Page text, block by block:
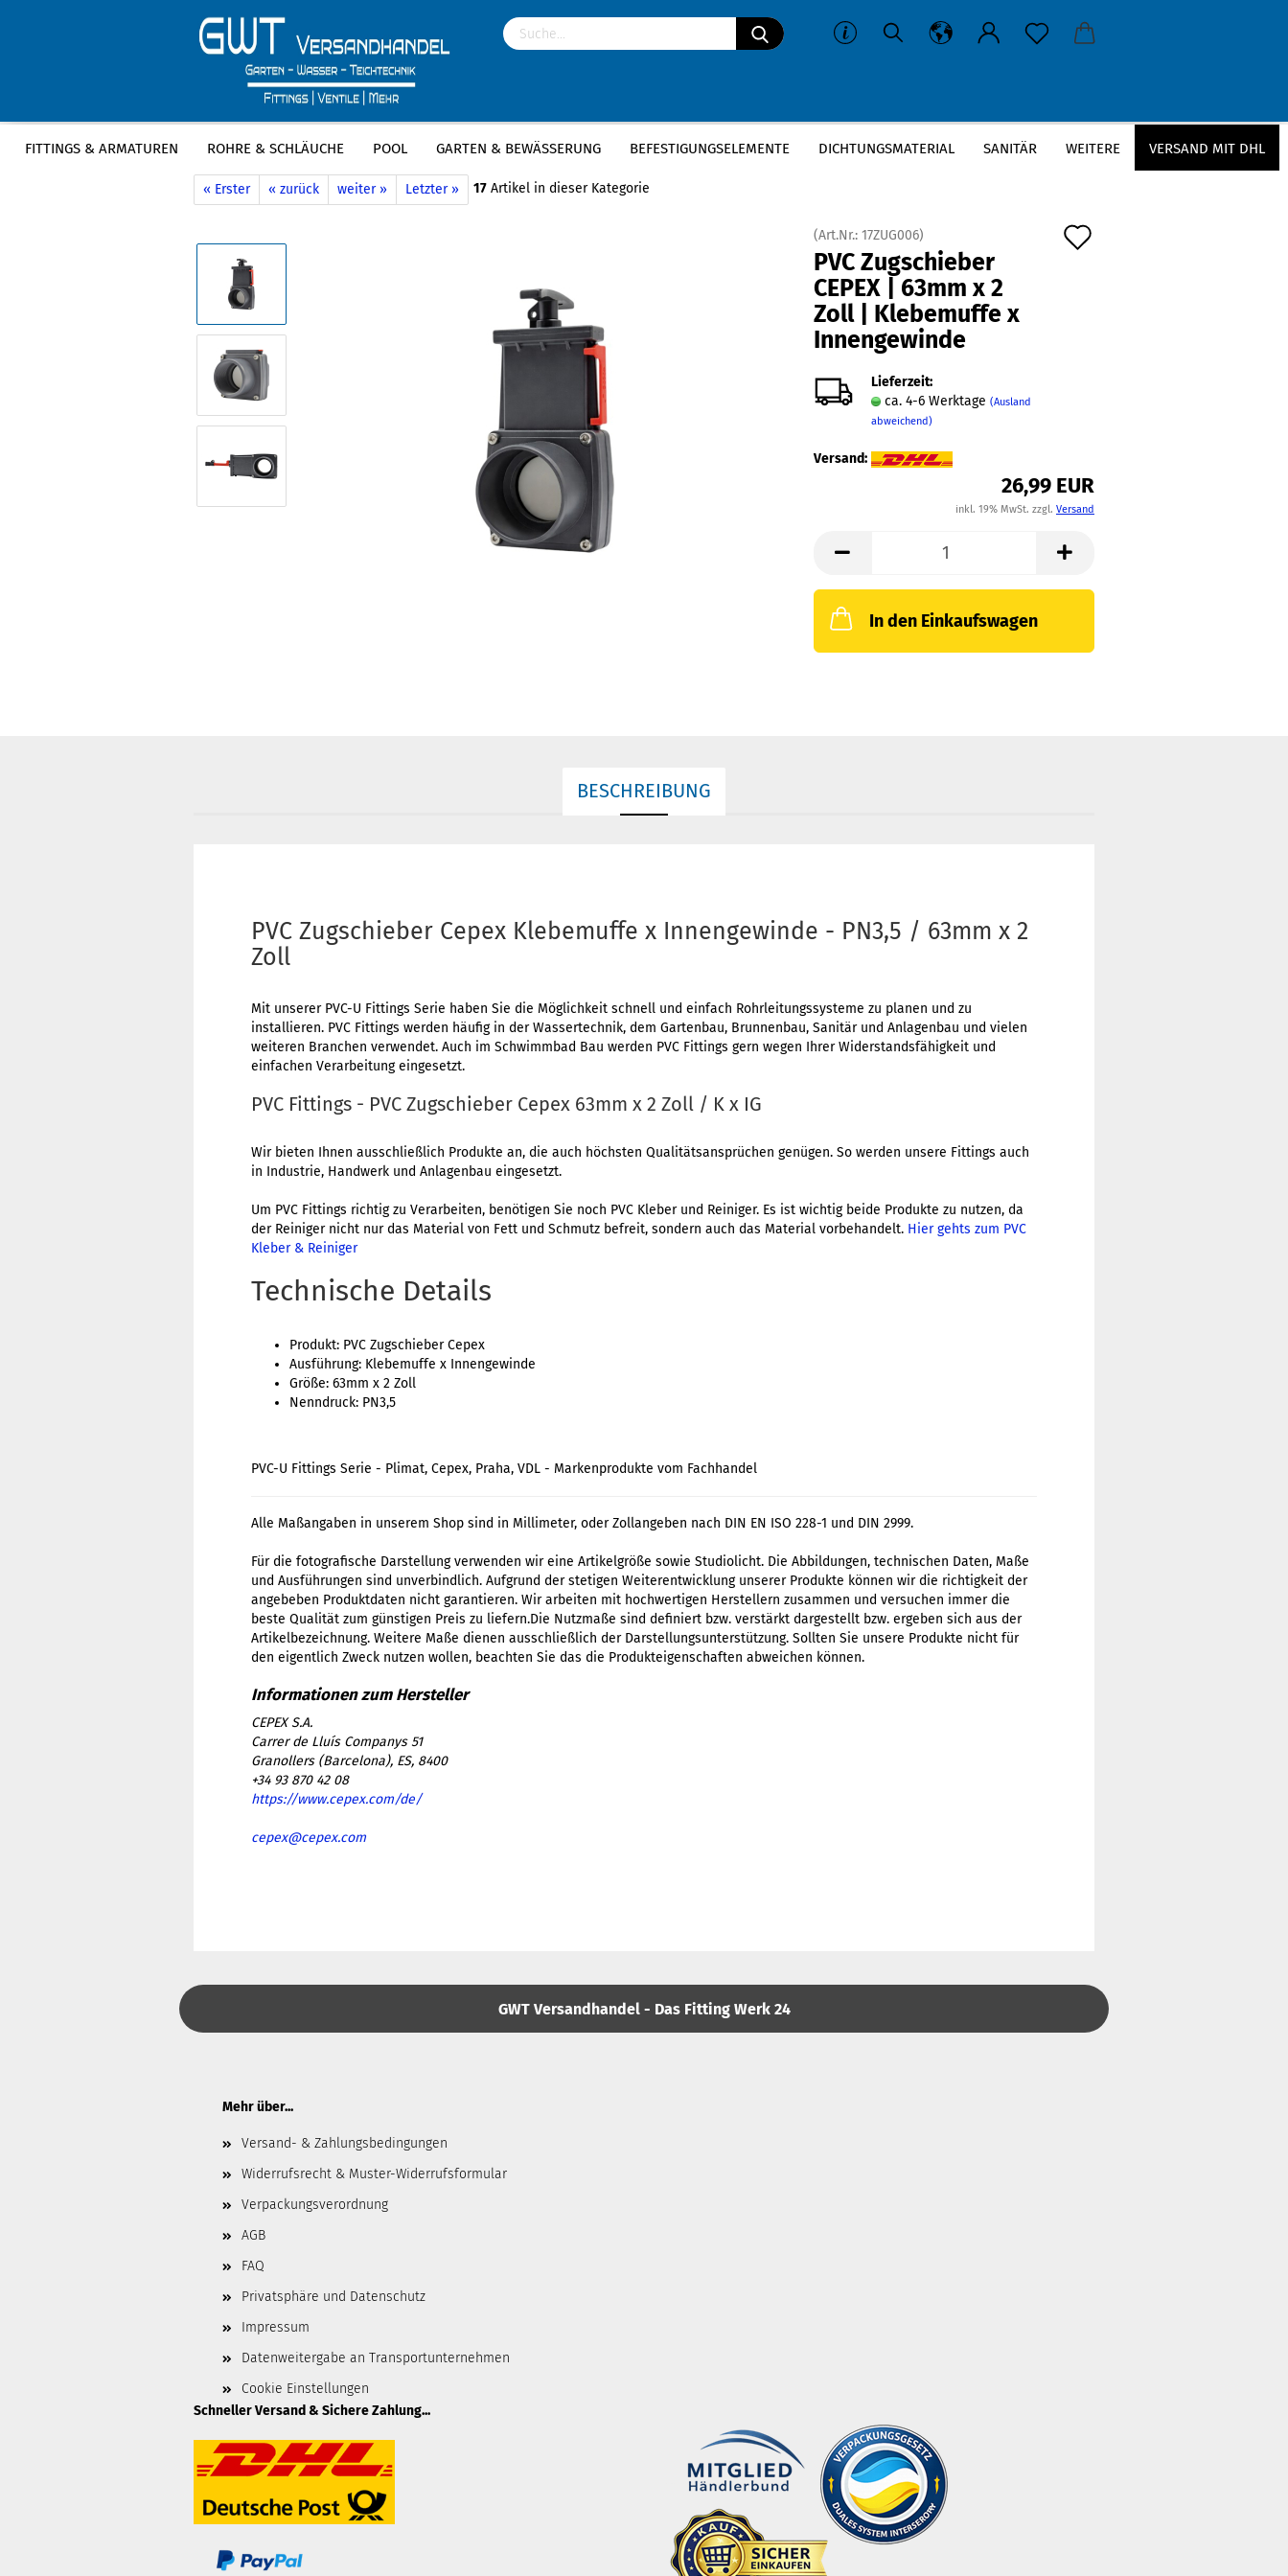
FITTINGS & ARMATUREN ROHRE & SCHLÄUCHE POOL GARTEN & BEWÄSSERUNG BEFESTIGUNGSELEMENTE DICHTUNGSMATERIAL SANITÄR VERSAND MIT DHL
WEITERE
Startseite » Fittings & Armaturen » PVC-U Fittings » PVC Zugschieber » PVC Zugschieber CEPEX | 63mm x 2 Zoll | Klebemuffe x Innengewinde
« Erster « zurück weiter » Letzter » 17 Artikel in dieser Kategorie
(Art.Nr.: 17ZUG006)
PVC Zugschieber
CEPEX | 63mm x 2
Zoll | Klebemuffe x
Innengewinde
Lieferzeit:
ca. 4-6 Werktage (Ausland
abweichend)
Versand:
26,99 EUR
inkl. 19% MwSt. zzgl. Versand
In den Einkaufswagen
BESCHREIBUNG
PVC Zugschieber Cepex Klebemuffe x Innengewinde - PN3,5 / 63mm x 2
Zoll
Mit unserer PVC-U Fittings Serie haben Sie die Möglichkeit schnell und einfach Rohrleitungssysteme zu planen und zu
installieren. PVC Fittings werden häufig in der Wassertechnik, dem Gartenbau, Brunnenbau, Sanitär und Anlagenbau und vielen
weiteren Branchen verwendet. Auch im Schwimmbad Bau werden PVC Fittings gern wegen Ihrer Widerstandsfähigkeit und
einfachen Verarbeitung eingesetzt.
PVC Fittings - PVC Zugschieber Cepex 63mm x 2 Zoll / K x IG
Wir bieten Ihnen ausschließlich Produkte an, die auch höchsten Qualitätsansprüchen genügen. So werden unsere Fittings auch
in Industrie, Handwerk und Anlagenbau eingesetzt.
Um PVC Fittings richtig zu Verarbeiten, benötigen Sie noch PVC Kleber und Reiniger. Es ist wichtig beide Produkte zu nutzen, da
der Reiniger nicht nur das Material von Fett und Schmutz befreit, sondern auch das Material vorbehandelt. Hier gehts zum PVC
Kleber & Reiniger
Technische Details
Produkt: PVC Zugschieber Cepex
Ausführung: Klebemuffe x Innengewinde
Größe: 63mm x 2 Zoll
Nenndruck: PN3,5
PVC-U Fittings Serie - Plimat, Cepex, Praha, VDL - Markenprodukte vom Fachhandel
Alle Maßangaben in unserem Shop sind in Millimeter, oder Zollangeben nach DIN EN ISO 228-1 und DIN 2999.
Für die fotografische Darstellung verwenden wir eine Artikelgröße sowie Studiolicht. Die Abbildungen, technischen Daten, Maße
und Ausführungen sind unverbindlich. Aufgrund der stetigen Weiterentwicklung unserer Produkte können wir die richtigkeit der
angebeben Produktdaten nicht garantieren. Wir arbeiten mit hochwertigen Herstellern zusammen und versuchen immer die
beste Qualität zum günstigen Preis zu liefern.Die Nutzmaße sind definiert bzw. verstärkt dargestellt bzw. ergeben sich aus der
Artikelbezeichnung. Weitere Maße dienen ausschließlich der Darstellungsunterstützung. Sollten Sie unsere Produkte nicht für
den eigentlich Zweck nutzen wollen, beachten Sie das die Produkteigenschaften abweichen können.
CEPEX S.A.
Carrer de Lluís Companys 51
Granollers (Barcelona), ES, 8400
+34 93 870 42 08
https://www.cepex.com/de/
cepex@cepex.com
GWT Versandhandel - Das Fitting Werk 24
Mehr über...
Versand- & Zahlungsbedingungen
Widerrufsrecht & Muster-Widerrufsformular
Verpackungsverordnung
AGB
FAQ
Privatsphäre und Datenschutz
Impressum
Datenweitergabe an Transportunternehmen
Cookie Einstellungen
Schneller Versand & Sichere Zahlung...